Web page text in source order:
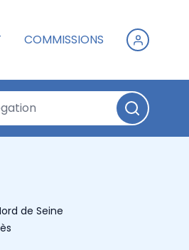
COMMISSIONS
de Seine